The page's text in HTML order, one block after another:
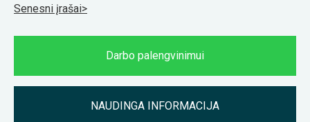
Navigacija
Senesni įrašai
Darbo palengvinimui
NAUDINGA INFORMACIJA